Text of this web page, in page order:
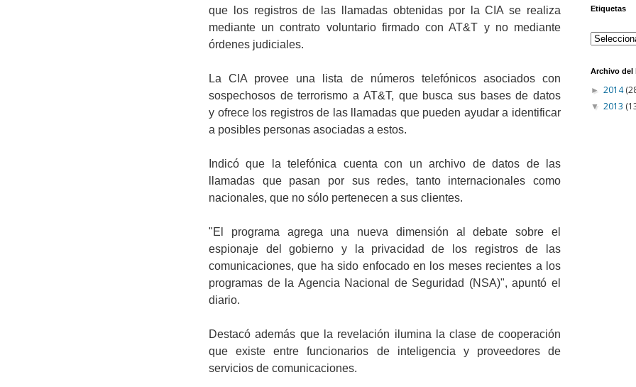
que los registros de las llamadas obtenidas por la CIA se realiza
mediante un contrato voluntario firmado con AT&T y no mediante
órdenes judiciales.
La CIA provee una lista de números telefónicos asociados con
sospechosos de terrorismo a AT&T, que busca sus bases de datos
y ofrece los registros de las llamadas que pueden ayudar a identificar
a posibles personas asociadas a estos.
Indicó que la telefónica cuenta con un archivo de datos de las
llamadas que pasan por sus redes, tanto internacionales como
nacionales, que no sólo pertenecen a sus clientes.
"El programa agrega una nueva dimensión al debate sobre el
espionaje del gobierno y la privacidad de los registros de las
comunicaciones, que ha sido enfocado en los meses recientes a los
programas de la Agencia Nacional de Seguridad (NSA)", apuntó el
diario.
Destacó además que la revelación ilumina la clase de cooperación
que existe entre funcionarios de inteligencia y proveedores de
servicios de comunicaciones.
Etiquetas
Archivo del
► 2014
▼ 2013